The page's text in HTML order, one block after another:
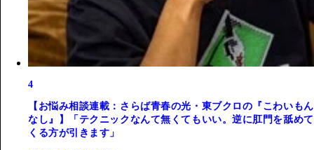
4
【お悩み相談連載：さらば青春の光・東ブクロの『こわいもん
なし』】「テクニックなんて無くてもいい。逆に肛門を舐めて
くる方が引きます」